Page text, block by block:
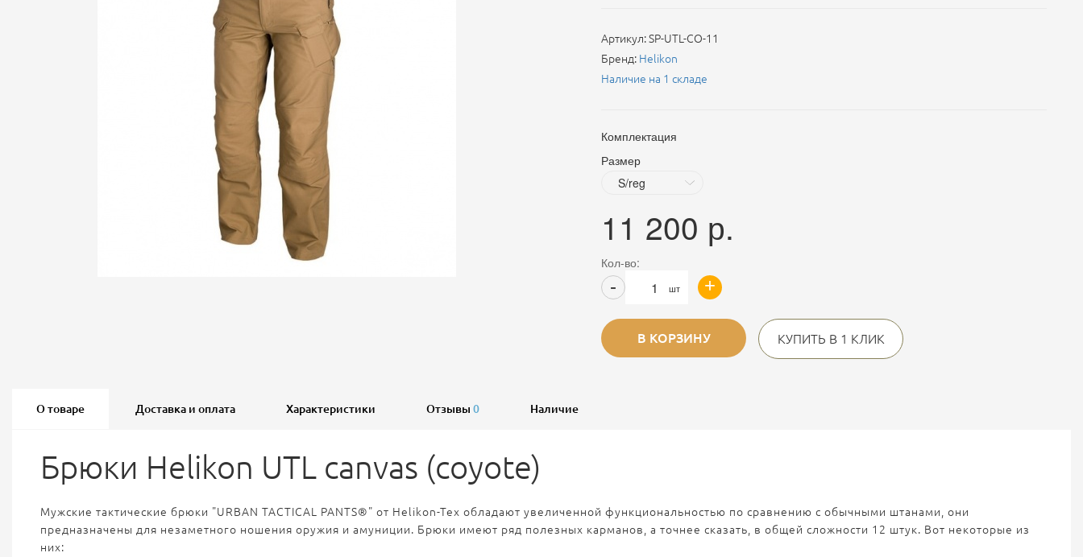
Артикул:SP-UTL-CO-11
Бренд: Helikon
Наличие на 1 складе
Комплектация
Размер
11 200 р.
Кол-во:
шт +
-
В КОРЗИНУ КУПИТЬ В 1 КЛИК
О товаре Доставка и оплата Характеристики Отзывы 0 Наличие
Брюки Helikon UTL canvas (coyote)
Мужские тактические брюки "URBAN TACTICAL PANTS®" от Helikon-Tex обладают увеличенной функциональностью по сравнению с обычными штанами, они
предназначены для незаметного ношения оружия и амуниции. Брюки имеют ряд полезных карманов, а точнее сказать, в общей сложности 12 штук. Вот некоторые из
них: